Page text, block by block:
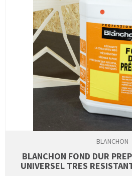
BLANCHON
BLANCHON FOND DUR
UNIVERSEL TRES